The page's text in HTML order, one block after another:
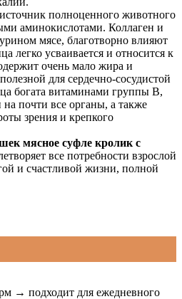
полноценного животного
аминокислотами. Коллаген и
мясе, благотворно влияют
легко усваивается и относится к
очень мало жира и
для сердечно-сосудистой
богата витаминами группы В,
почти все органы, а также
зрения и крепкого
мясное суфле кролик с
все потребности взрослой
и счастливой жизни, полной
→ подходит для ежедневного